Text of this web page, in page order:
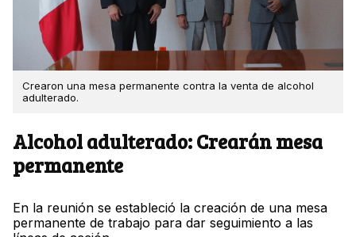
Crearon una mesa permanente contra la venta de alcohol
adulterado.
Alcohol adulterado: Crearán mesa
permanente
En la reunión se estableció la creación de una mesa
permanente de trabajo para dar seguimiento a las